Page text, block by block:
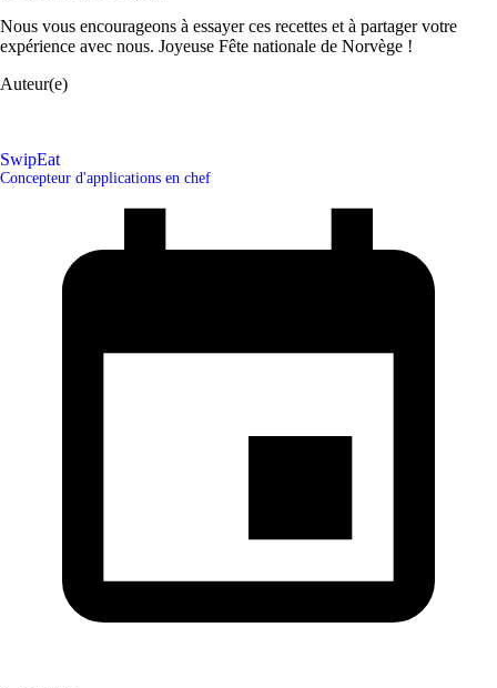
Nous vous encourageons à essayer ces recettes et à partager votre
expérience avec nous. Joyeuse Fête nationale de Norvège !
Auteur(e)
SwipEat
Concepteur d'applications en chef